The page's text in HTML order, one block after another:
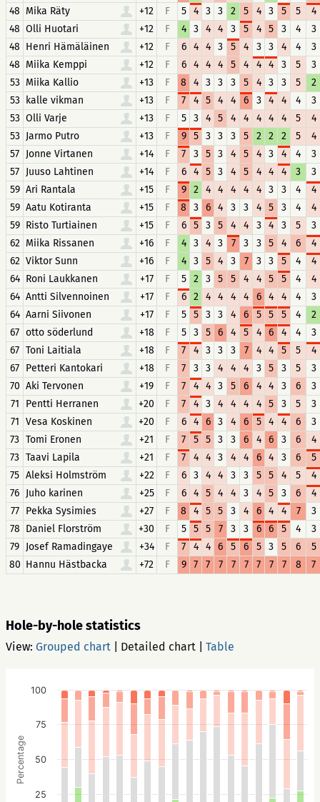
48 Mika Räty +12 F 5 4 3 3 2 5 4 3 5 5
4
48 Olli Huotari +12 F 4 3 4 4 3 5 4 5 3 4
3
48 Henri Hämäläinen +12 F 6 4 4 3 5 4 3 3 4 4
3
48 Miika Kemppi +12 F 6 4 4 4 5 4 4 4 3 5
3
53 Miika Kallio +13 F 8 4 3 3 3 5 4 3 3 5
2
53
kalle vikman +13 F 7 4 5 4 4 6 3 4 4 4
3
53 Olli Varje +13 F 5 3 4 5 4 4 4 4 4 5
4
53 Jarmo Putro +13 F 9 5 3 3 3 5 2 2 2 5
4
57 Jonne Virtanen +14 F 7 3 5 3 4 5 4 3 4 4
3
57 Juuso Lahtinen +14 F 6 4 5 3 4 5 4 4 4 3
3
59 Ari Rantala +15 F 9 2 4 4 4 4 4 3 3 4
4
59 Aatu Kotiranta +15 F 8 3 6 4 3 3 4 5 3 4
4
59 Risto Turtiainen +15 F 6 5 3 5 4 4 3 4 3 5
3
62 Miika Rissanen +16 F 4 3 4 3 7 3 3 5 4 6
4
62 Viktor Sunn +16 F 4 3 5 4 3 7 3 3 5 4
4
64 Roni Laukkanen +17 F 5 2 3 5 5 4 4 5 5 4
4
64 Antti Silvennoinen +17 F 6 2 4 4 4 4 6 4 4 4
3
64 Aarni Siivonen +17 F 5 5 3 3 4 6 5 5 5 4
2
67 otto söderlund +18 F 5 3 5 6 4 5 4 6 4 4
3
67 Toni Laitiala +18 F 7 4 3 3 3 7 4 4 5 5
4
67 Petteri Kantokari +18 F 7 3 3 4 4 4 3 5 3 5
3
70 Aki Tervonen +19 F 7 4 4 3 5 6 4 4 3 6
3
71
Pentti Herranen +20 F 7 4 3 4 4 4 4 5 3 5
3
71 Vesa Koskinen +20 F 6 4 6 3 4 6 5 4 4 6
3
73 Tomi Eronen +21 F 7 5 5 3 3 6 4 6 3 6
4
73 Taavi Lapila +21 F 7 4 4 3 4 4 6 4 3 6
5
75 Aleksi Holmström +22 F 6 3 4 4 3 3 5 5 4 5
4
76 Juho karinen +25 F 6 4 5 4 4 3 4 5 3 6
4
77
Pekka Sysimies +27 F 8 4 5 5 3 4 6 4 4 7
3
78 Daniel Florström +30 F 5 5 5 7 3 3 6 6 5 4
3
79 Josef Ramadingaye +34 F 7 4 4 6 5 6 5 3 5 6
5
80 Hannu Hästbacka +72 F 9 7 7 7 7 7 7 7 7 8 7
Hole-by-hole statistics
View: Grouped chart Detailed chart Table
Percentage
25
50
75
100